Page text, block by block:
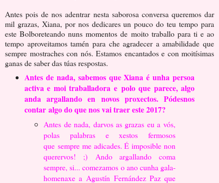
Antes pois de nos adentrar nesta saborosa conversa queremos dar
mil grazas, Xiana, por nos dedicares un pouco do teu tempo para
este Bolboreteando nuns momentos de moito traballo para ti e ao
tempo aproveitamos tamén para che agradecer a amabilidade que
sempre mostraches con nós. Estamos encantados e con moitísimas
ganas de saber das túas respostas.
Antes de nada, sabemos que Xiana é unha persoa
activa e moi traballadora e polo que parece, algo
anda argallando en novos proxectos. Pódesnos
contar algo do que nos vai traer este 2017?
Antes de nada, darvos as grazas eu a vós,
polas palabras e xestos fermosos
que sempre me adicades. É imposible non
querervos! ;) Ando argallando coma
sempre, si... comezamos o ano cunha gala-
homenaxe a Agustín Fernández Paz que